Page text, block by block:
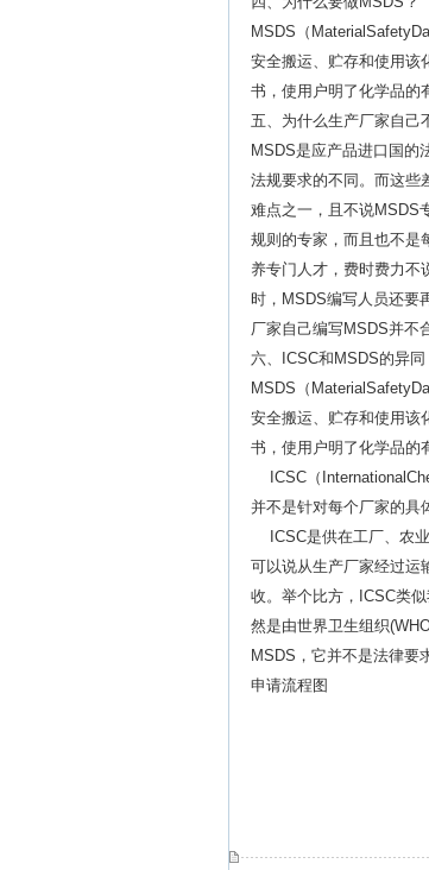
MSDS（
安全搬运、贮存和使用该
书，使用户明了化学品的
五、为什么生产厂家自己
MSDS是应产品进口国的
法规要求的不同。而这些
难点之一，且不说MSDS
规则的专家，而且也不是
养专门人才，费时费力不
时，MSDS编写人员还要
厂家自己编写MSDS并不
六、ICSC和MSDS的异同
MSDS（
安全搬运、贮存和使用该
书，使用户明了化学品的
ICSC（
并不是针对每个厂家的具
ICSC是供在工厂、农业
可以说从生产厂家经过运
收。举个比方，ICSC类
然是由世界卫生组织
MSDS，它并不是法律要
申请流程图